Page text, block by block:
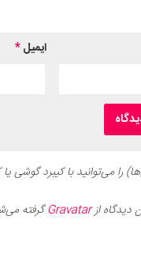
ایمیل*
می‌توانید با کیبرد گوشی یا
دیدگاه ازGravatarگرفته